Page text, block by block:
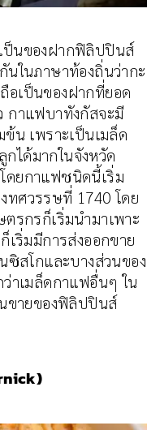
ป็นของฝากฟิลิปปินส์
นในภาษาท้องถิ่นว่ากะ
อเป็นของฝากที่ยอด
กาแฟบาทังกัสจะมี
น เพราะเป็นเมล็ด
ได้มากในจังหวัด
ดยกาแฟชนิดนี้เริ่ม
ศวรรษที่ 1740 โดย
รกรก็เริ่มนำมาเพาะ
ริ่มมีการส่งออกขาย
ซิสโกและบางส่วนของ
าเมล็ดกาแฟอื่นๆ ใน
ขายของฟิลิปปินส์